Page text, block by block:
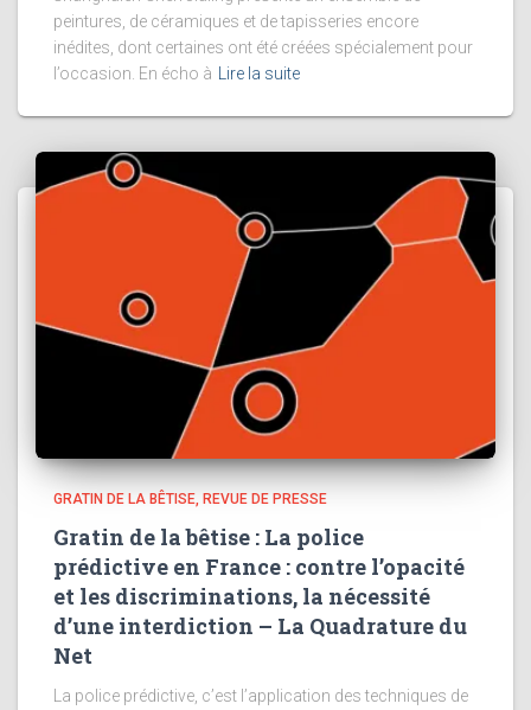
peintures, de céramiques et de tapisseries encore
inédites, dont certaines ont été créées spécialement pour
l’occasion. En écho à Lire la suite
GRATIN DE LA BÊTISE REVUE DE PRESSE
Gratin de la bêtise : La police
prédictive en France : contre l’opacité
et les discriminations, la nécessité
d’une interdiction – La Quadrature du
Net
La police prédictive, c’est l’application des techniques de